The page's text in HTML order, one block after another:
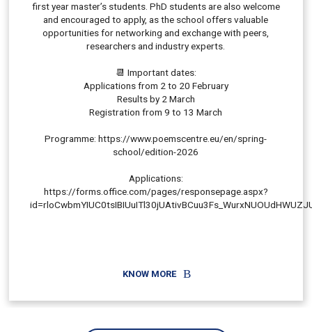
KNOW MORE
first year master’s students. PhD students are also welcome
and encouraged to apply, as the school offers valuable
opportunities for networking and exchange with peers,
researchers and industry experts.
📆 Important dates:
Applications from 2 to 20 February
Results by 2 March
Registration from 9 to 13 March
Programme: https://www.poemscentre.eu/en/spring-
school/edition-2026
Applications:
https://forms.office.com/pages/responsepage.aspx?